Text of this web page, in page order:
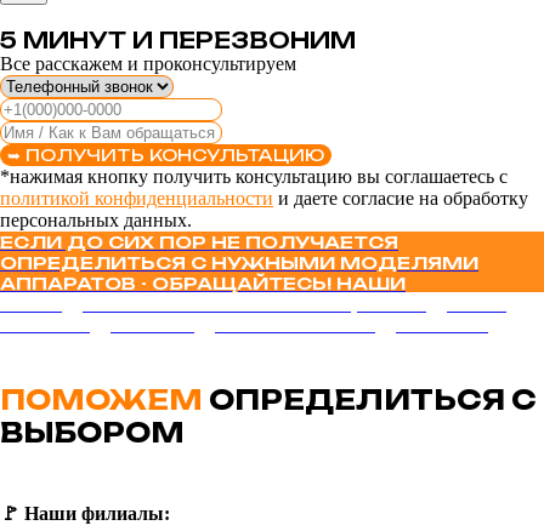
5 МИНУТ И ПЕРЕЗВОНИМ
Все расскажем и проконсультируем
➥ ПОЛУЧИТЬ КОНСУЛЬТАЦИЮ
*нажимая кнопку получить консультацию вы соглашаетесь с
политикой конфиденциальности и даете согласие на обработку
персональных данных.
ЕСЛИ ДО СИХ ПОР НЕ ПОЛУЧАЕТСЯ
ОПРЕДЕЛИТЬСЯ С НУЖНЫМИ МОДЕЛЯМИ
АППАРАТОВ - ОБРАЩАЙТЕСЬ! НАШИ
ПОМОЖЕМ ОПРЕДЕЛИТЬСЯ С
ВЫБОРОМ
🚩 Наши филиалы: